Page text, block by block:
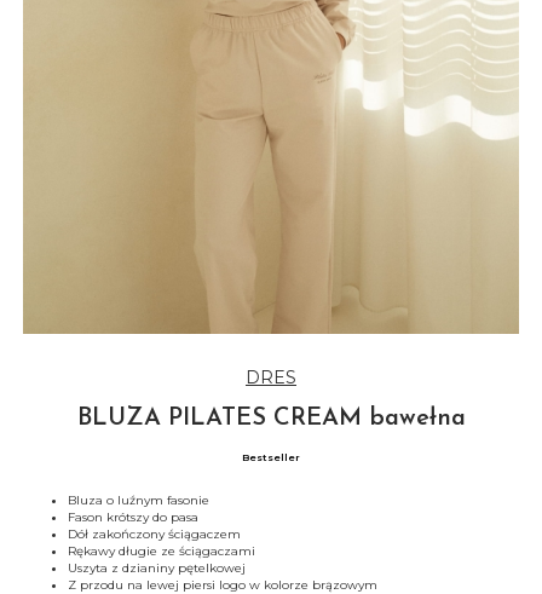
DRES
BLUZA PILATES CREAM bawełna
Bestseller
Bluza o luźnym fasonie
Fason krótszy do pasa
Dół zakończony ściągaczem
Rękawy długie ze ściągaczami
Uszyta z dzianiny pętelkowej
Z przodu na lewej piersi logo w kolorze brązowym